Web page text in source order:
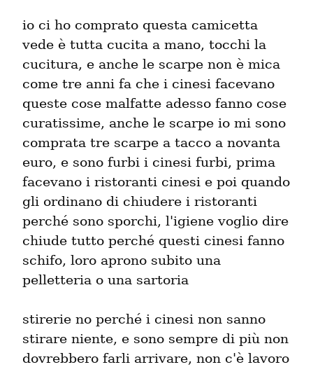
io ci ho comprato questa camicetta
vede è tutta cucita a mano, tocchi la
cucitura, e anche le scarpe non è mica
come tre anni fa che i cinesi facevano
queste cose malfatte adesso fanno cose
curatissime, anche le scarpe io mi sono
comprata tre scarpe a tacco a novanta
euro, e sono furbi i cinesi furbi, prima
facevano i ristoranti cinesi e poi quando
gli ordinano di chiudere i ristoranti
perché sono sporchi, l'igiene voglio dire
chiude tutto perché questi cinesi fanno
schifo, loro aprono subito una
pelletteria o una sartoria
stirerie no perché i cinesi non sanno
stirare niente, e sono sempre di più non
dovrebbero farli arrivare, non c'è lavoro